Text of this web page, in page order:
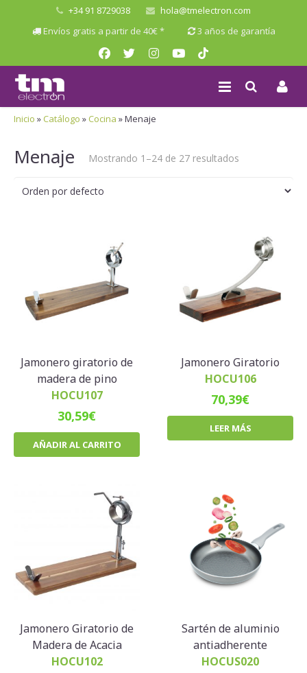
+34 91 8729038
hola@tmelectron.com
Envíos gratis a partir de 40€ *
3 años de garantía
Inicio » Catálogo » Cocina »Menaje
Menaje Mostrando 1–24 de 27 resultados
Jamonero giratorio de
madera de pino
HOCU107
30,59€
AÑADIR AL CARRITO
Jamonero Giratorio
HOCU106
70,39€
LEER MÁS
Jamonero Giratorio de
Madera de Acacia
HOCU102
Sartén de aluminio
antiadherente
HOCUS020